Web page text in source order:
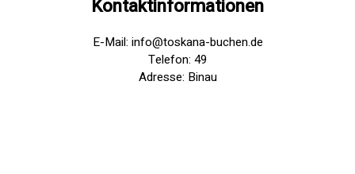
Kontaktinformationen
E-Mail: info@toskana-buchen.de
Telefon: 49
Adresse: Binau